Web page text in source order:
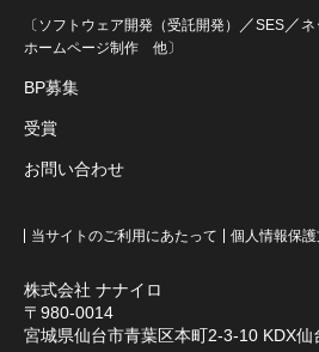
株式会社 ナナイロ
〒980-0014
宮城県仙台市青葉区本町2-3-10 KDX仙
〔ソフトウェア開発（受託開発） ／SES ／
ホームページ制作 他〕
BP募集
受賞
お問い合わせ
当サイトのご利用にあたって 個人情報保